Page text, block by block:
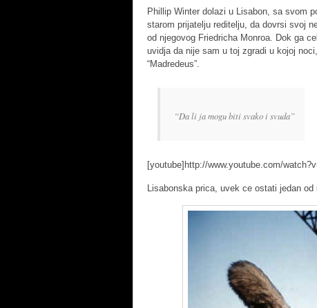
Phillip Winter dolazi u Lisabon, sa svom
starom prijatelju reditelju, da dovrsi svoj
od njegovog Friedricha Monroa. Dok ga
uvidja da nije sam u toj zgradi u kojoj
“Madredeus”.
“Da li ja mogu biti svako i svuda”
[youtube]http://www.youtube.com/
Lisabonska prica, uvek ce ostati jedan